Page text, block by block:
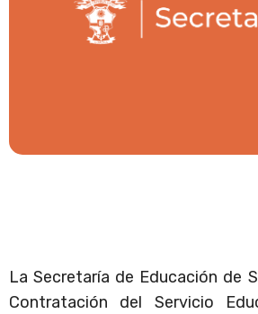
La Secretaría de Educación de
Contratación del Servicio